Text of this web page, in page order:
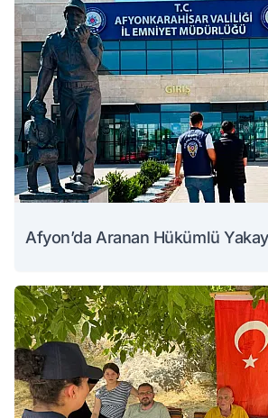
Afyon’da Aranan Hükümlü